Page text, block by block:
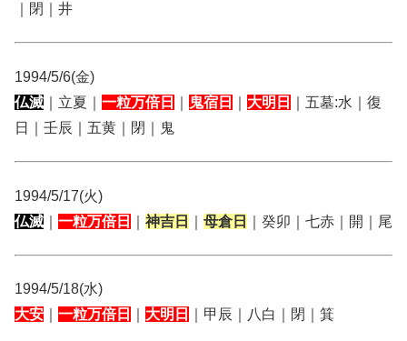
｜閉｜井
1994/5/6(金)
仏滅 ｜立夏｜ 一粒万倍日 鬼宿日 大明日
｜五墓:水｜復
日｜壬辰｜五黄｜閉｜鬼
1994/5/17(火)
仏滅
一粒万倍日 神吉日 母倉日 ｜癸卯｜七赤｜開｜尾
1994/5/18(水)
大安
一粒万倍日 大明日 ｜甲辰｜八白｜閉｜箕